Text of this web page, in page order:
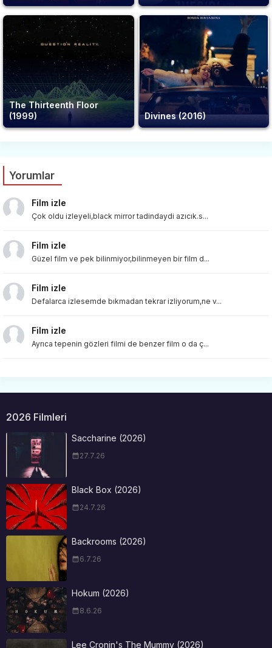
The Thirteenth Floor
(1999)
Divines (2016)
Yorumlar
Film izle
Çok oldu izleyeli,black mirror tadindaydi azıcık.s...
Film izle
Güzel film ve pek bilinmiyor,bilinmeyen bir film d...
Film izle
Defalarca izlesemde bıkmadan tekrar izliyorum,ne v...
Film izle
Ayrıca tepenin gözleri filmi de benzer film o da ç...
2026 Filmleri
Saccharine (2026)
27.7.26
Black Box (2026)
24.7.26
Backrooms (2026)
6.7.26
Hokum (2026)
8.6.26
Lee Cronin's The Mummy (2026)